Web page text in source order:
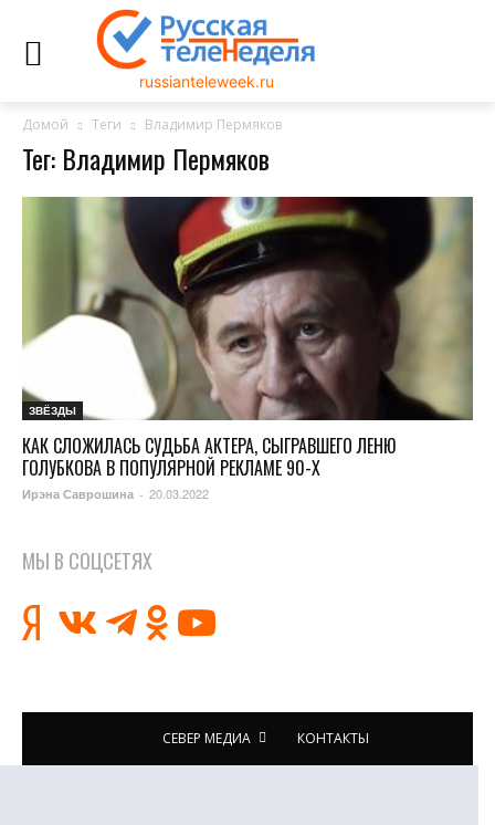
russianteleweek.ru
Домой Теги Владимир Пермяков
Тег: Владимир Пермяков
ЗВЁЗДЫ
КАК СЛОЖИЛАСЬ СУДЬБА АКТЕРА, СЫГРАВШЕГО ЛЕНЮ
ГОЛУБКОВА В ПОПУЛЯРНОЙ РЕКЛАМЕ 90-Х
Ирэна Саврошина - 20.03.2022
МЫ В СОЦСЕТЯХ
СЕВЕР МЕДИА КОНТАКТЫ